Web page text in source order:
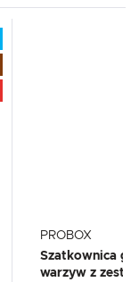
PROBOX
Szatkownica
warzyw z